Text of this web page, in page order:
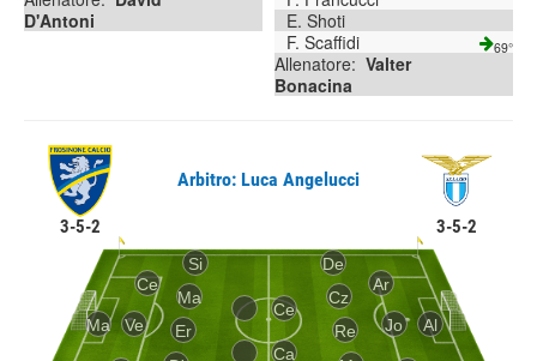
D'Antoni
E. Shoti
F. Scaffidi
69°
Allenatore: Valter
Bonacina
3-5-2
Arbitro: Luca Angelucci
3-5-2
Ma Al
Ar
Ve Jo
Ce
De
Cz
Er
Re
Ma
Si
Ce
Ca